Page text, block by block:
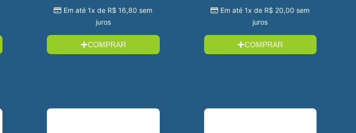
Em até 1x de R$ 16,80 sem
juros
COMPRAR
Em até 1x de R$ 20,00 sem
juros
COMPRAR